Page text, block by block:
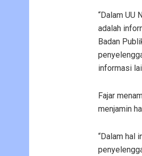
“Dalam UU
adalah
Badan
informasi
Fajar
menjamin
“Dalam hal